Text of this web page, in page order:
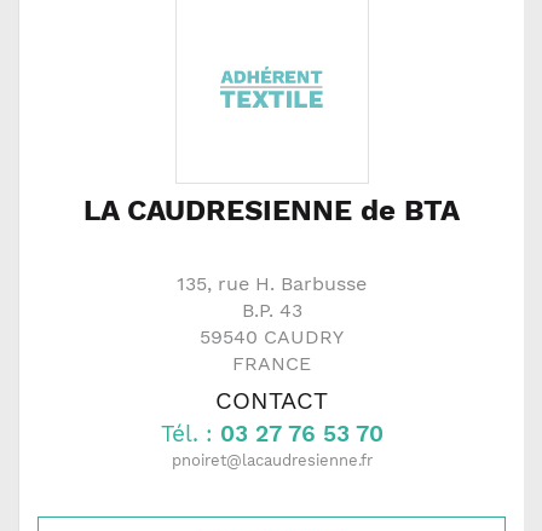
LA CAUDRESIENNE de BTA
135, rue H. Barbusse
B.P. 43
59540 CAUDRY
FRANCE
CONTACT
Tél. : 03 27 76 53 70
pnoiret@lacaudresienne.fr